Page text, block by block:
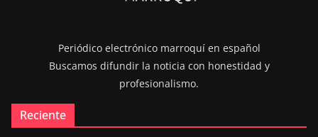
Periódico electrónico marroquí en español
Buscamos difundir la noticia con honestidad y
profesionalismo.
Reciente